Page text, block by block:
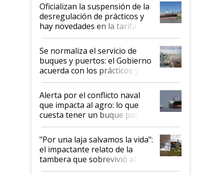
Oficializan la suspensión de la
desregulación de prácticos y
hay novedades en la tarifa de
la hidrovía
Se normaliza el servicio de
buques y puertos: el Gobierno
acuerda con los prácticos y
suspende el decreto de
desregulación
Alerta por el conflicto naval
que impacta al agro: lo que
cuesta tener un buque parado
y el peligro de que Argentina
pase a ser "país sucio"
"Por una laja salvamos la vida":
el impactante relato de la
tambera que sobrevivió al
tornado